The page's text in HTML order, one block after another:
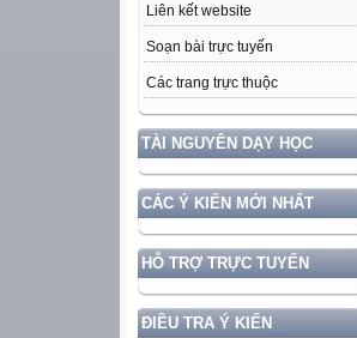
Liên kết website
Soạn bài trực tuyến
Các trang trực thuộc
TÀI NGUYÊN DẠY HỌC
CÁC Ý KIẾN MỚI NHẤT
HỖ TRỢ TRỰC TUYẾN
ĐIỀU TRA Ý KIẾN